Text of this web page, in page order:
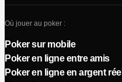
Où jouer au poker :
Poker sur mobile
Poker en ligne entre amis
Poker en ligne en argent réel